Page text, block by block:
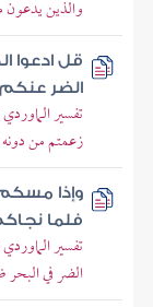
والذين يدعون
قل ادعوا
الضر عنكم
تفسير
زعمتم من
وإذا مسكم
فلما
تفسير
الضر في